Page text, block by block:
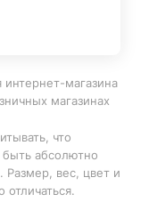
интернет-магазина
магазинах
что
абсолютно
Размер, вес, цвет и
отличаться.